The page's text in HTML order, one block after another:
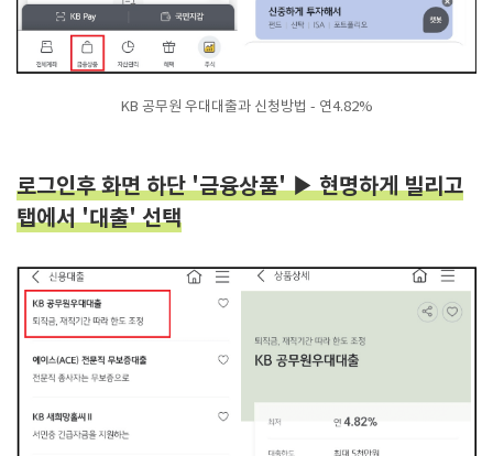
KB 공무원 우대대출과 신청방법 - 연4.82%
로그인후 화면 하단 '금융상품' ▶ 현명하게 빌리고
탭에서 '대출' 선택